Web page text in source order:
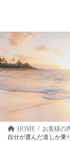
ン
へ
ス
キ
ッ
プ
ー
ョ
ン
に
移
動
HOME お客様の
自分が選んだ道しか乗